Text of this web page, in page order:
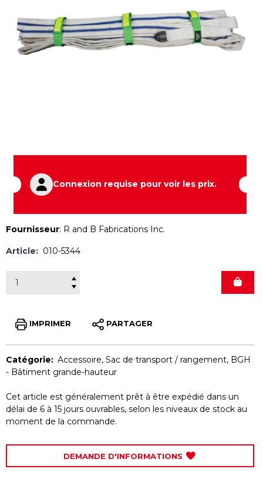
Connexion requise pour voir les prix.
Fournisseur: R and B Fabrications Inc.
Article: 010-5344
IMPRIMER PARTAGER
Catégorie: Accessoire, Sac de transport / rangement, BGH
- Bâtiment grande-hauteur
Cet article est généralement prêt à être expédié dans un
délai de 6 à 15 jours ouvrables, selon les niveaux de stock au
moment de la commande.
DEMANDE D'INFORMATIONS